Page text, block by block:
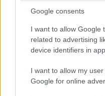
Google consents
I want to allow Google
related to advertising
device identifiers in
I want to allow my
Google for online
kapcsolódik az iszlám
zarándokhelyéhez.
és különleges hangulata
választás lehet, akik
viselhető női nevet